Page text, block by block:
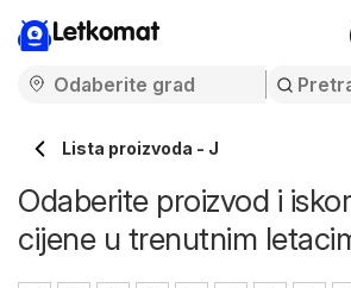
Letkomat
Lista proizvoda - J
Odaberite proizvod i
cijene u trenutnim